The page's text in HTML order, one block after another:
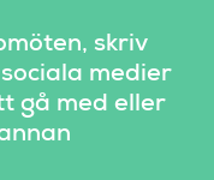
skriv
medier
gå med eller